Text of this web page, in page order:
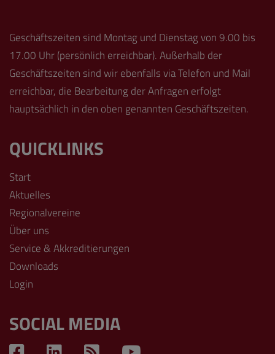
Geschäftszeiten sind Montag und Dienstag von 9.00 bis
17.00 Uhr (persönlich erreichbar). Außerhalb der
Geschäftszeiten sind wir ebenfalls via Telefon und Mail
erreichbar, die Bearbeitung der Anfragen erfolgt
hauptsächlich in den oben genannten Geschäftszeiten.
QUICKLINKS
Start
Aktuelles
Regionalvereine
Über uns
Service & Akkreditierungen
Downloads
Login
SOCIAL MEDIA